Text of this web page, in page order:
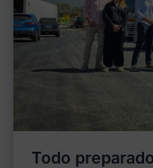
Todo